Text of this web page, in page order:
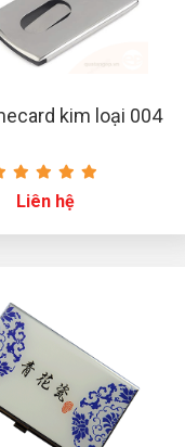
kim loại 004
Liên hệ